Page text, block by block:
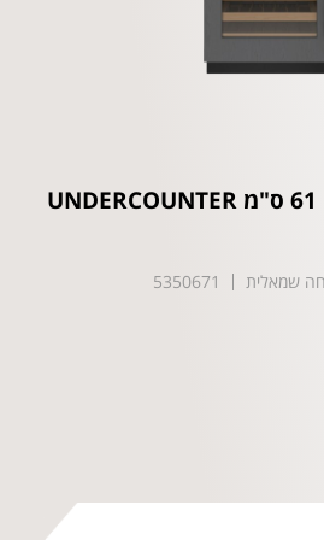
מקרר יין אינטגרלי 61 ס"מ UNDERCOUNTER
5350671